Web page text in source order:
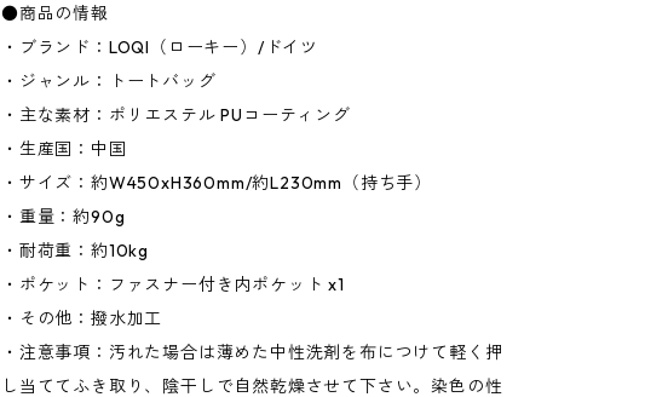
●商品の情報
・ブランド：LOQI（ローキー）/ドイツ
・ジャンル：トートバッグ
・主な素材：ポリエステル PUコーティング
・生産国：中国
・サイズ：約W450xH360mm/約L230mm（持ち手）
・重量：約90g
・耐荷重：約10kg
・ポケット：ファスナー付き内ポケット x1
・その他：撥水加工
・注意事項：汚れた場合は薄めた中性洗剤を布につけて軽く押
し当ててふき取り、陰干しで自然乾燥させて下さい。染色の性